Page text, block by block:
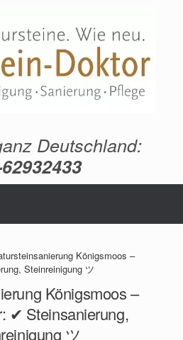
Deutschland:
Königsmoos –
Steinreinigung ツ
Königsmoos –
✔ Steinsanierung,
ツ